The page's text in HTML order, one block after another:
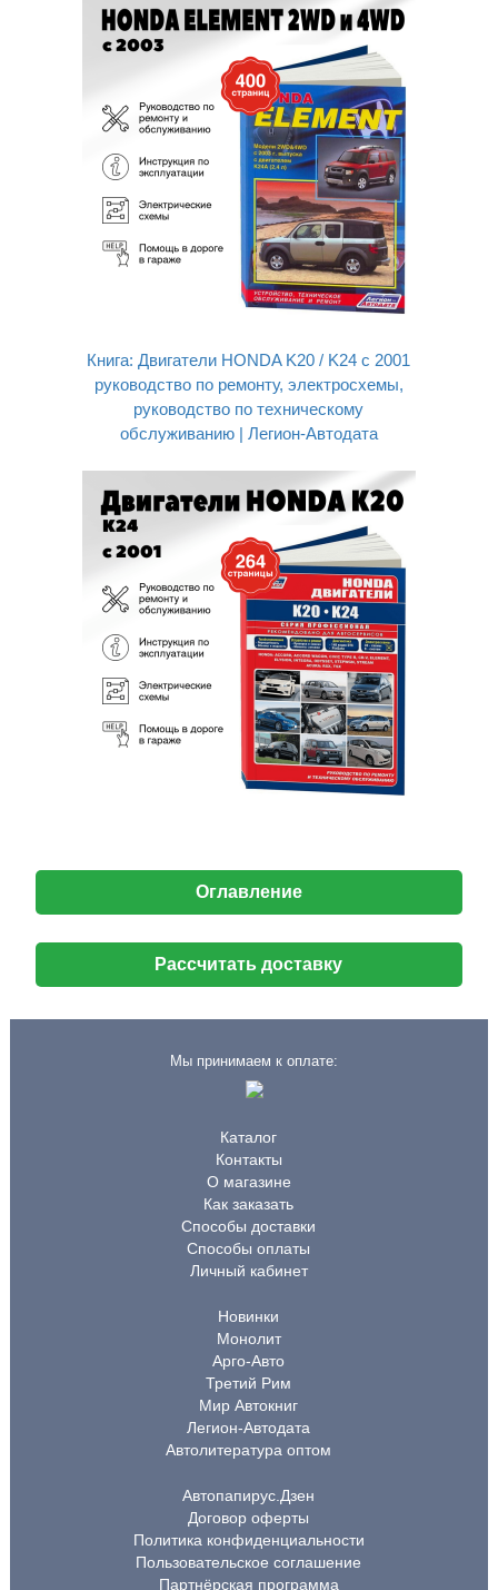
Книга: Двигатели HONDA K20 / K24 с 2001
руководство по ремонту, электросхемы,
руководство по техническому
обслуживанию | Легион-Aвтодата
Оглавление
Рассчитать доставку
Мы принимаем к оплате:
Каталог
Контакты
О магазине
Как заказать
Способы доставки
Способы оплаты
Личный кабинет
Новинки
Монолит
Арго-Авто
Третий Рим
Мир Автокниг
Легион-Автодата
Автолитература оптом
Автопапирус.Дзен
Договор оферты
Политика конфиденциальности
Пользовательское соглашение
Партнёрская программа